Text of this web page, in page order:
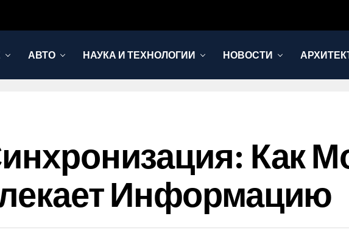
АВТО НАУКА И ТЕХНОЛОГИИ НОВОСТИ
Как
Информацию